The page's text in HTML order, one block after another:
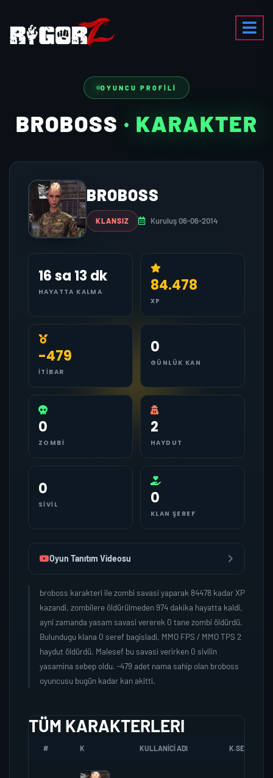
OYUNCU PROFILI
BROBOSS · KARAKTER
BROBOSS
KLANSIZ Kuruluş 06-06-2014
16 sa 13 dk
HAYATTA KALMA 84.478
XP
-479
İTIBAR
0
GÜNLÜK KAN
0
ZOMBI
2
HAYDUT
0
SIVIL 0
KLAN ŞEREF
Oyun Tanıtım Videosu
broboss karakteri ile zombi savasi yaparak 84478 kadar XP
kazandi, zombilere öldürülmeden 974 dakika hayatta kaldi,
ayni zamanda yasam savasi vererek 0 tane zombi öldürdü.
Bulundugu klana 0 seref bagisladi, MMO FPS / MMO TPS 2
haydut öldürdü. Malesef bu savasi verirken 0 sivilin
yasamina sebep oldu. -479 adet nama sahip olan broboss
oyuncusu bugün kadar kan akitti.
TÜM KARAKTERLERI
# K KULLANICI ADI K.SEREFI